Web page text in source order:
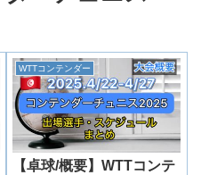
WTTコンテンダー
【卓球/概要】WTTコンテ